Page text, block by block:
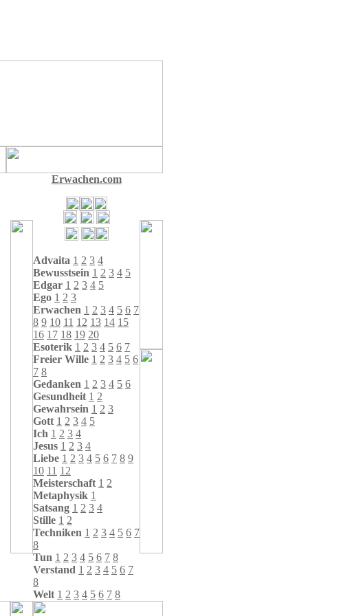
Erwachen.com
Advaita 1 2 3 4
Bewusstsein 1 2 3 4 5
Edgar 1 2 3 4 5
Ego 1 2 3
Erwachen 1 2 3 4 5 6 7
8 9 10 11 12 13 14 15
16 17 18 19 20
Esoterik 1 2 3 4 5 6 7
Freier Wille 1 2 3 4 5 6
7 8
Gedanken 1 2 3 4 5 6
Gesundheit 1 2
Gewahrsein 1 2 3
Gott 1 2 3 4 5
Ich 1 2 3 4
Jesus 1 2 3 4
Liebe 1 2 3 4 5 6 7 8 9
10 11 12
Meisterschaft 1 2
Metaphysik 1
Satsang 1 2 3 4
Stille 1 2
Techniken 1 2 3 4 5 6 7
8
Tun 1 2 3 4 5 6 7 8
Verstand 1 2 3 4 5 6 7
8
Welt 1 2 3 4 5 6 7 8